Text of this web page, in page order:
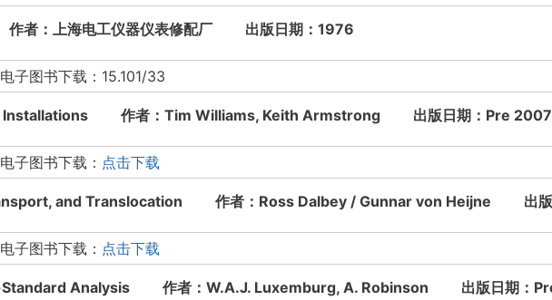
者：上海电工仪器仪表修配厂 出版日期：1976
图书下载：15.101/33
Installations 作者：Tim Williams, Keith Armstrong 出版日期：Pre 2007
图书下载： 点击下载
and Translocation 作者：Ross Dalbey / Gunnar von Heijne 出版
图书下载： 点击下载
Standard Analysis 作者：W.A.J. Luxemburg, A. Robinson 出版日期：